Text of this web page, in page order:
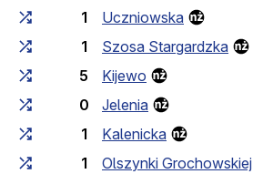
1
Uczniowska
1
Szosa Stargardzka
5
Kijewo
0
Jelenia
1
Kalenicka
1
Olszynki Grochowskiej